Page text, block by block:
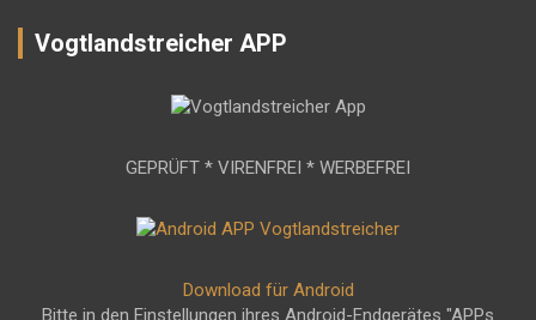
Vogtlandstreicher APP
GEPRÜFT * VIRENFREI * WERBEFREI
Download für Android
Bitte in den Einstellungen ihres Android-Endgerätes "APPs